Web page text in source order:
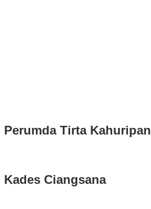
Perumda Tirta Kahuripan
Kades Ciangsana